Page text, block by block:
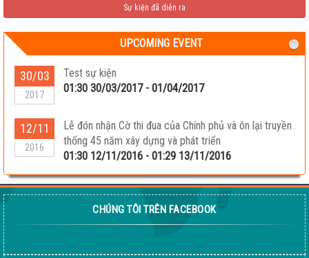
Sự kiện đã diễn ra
UPCOMING EVENT
30/03
2017
Test sự kiện
01:30 30/03/2017 - 01/04/2017
12/11
2016
Lễ đón nhận Cờ thi đua của Chính phủ và ôn lại truyền
thống 45 năm xây dựng và phát triển
01:30 12/11/2016 - 01:29 13/11/2016
CHÚNG TÔI TRÊN FACEBOOK